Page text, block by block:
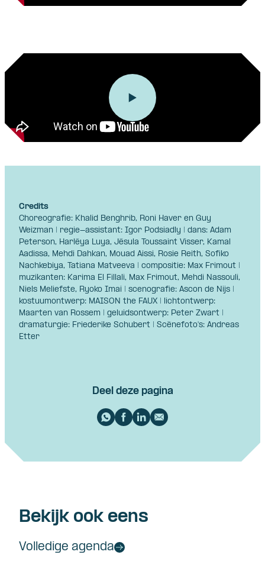
Credits
Choreografie: Khalid Benghrib, Roni Haver en Guy
Weizman | regie-assistant: Igor Podsiadly | dans: Adam
Peterson, Harléya Luya, Jésula Toussaint Visser, Kamal
Aadissa, Mehdi Dahkan, Mouad Aissi, Rosie Reith, Sofiko
Nachkebiya, Tatiana Matveeva | compositie: Max Frimout |
muzikanten: Karima El Fillali, Max Frimout, Mehdi Nassouli,
Niels Meliefste, Ryoko Imai | scenografie: Ascon de Nijs |
kostuumontwerp: MAISON the FAUX | lichtontwerp:
Maarten van Rossem | geluidsontwerp: Peter Zwart |
dramaturgie: Friederike Schubert | Scènefoto's: Andreas
Etter
Deel deze pagina
Bekijk ook eens
Volledige agenda